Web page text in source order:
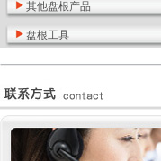
其他盘根产品
盘根工具